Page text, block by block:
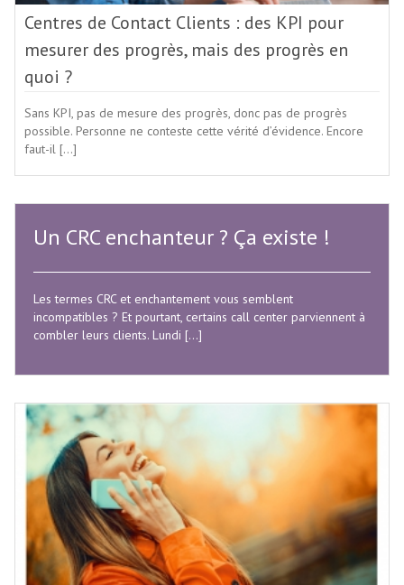
Centres de Contact Clients : des KPI pour
mesurer des progrès, mais des progrès en
quoi ?
Sans KPI, pas de mesure des progrès, donc pas de progrès
possible. Personne ne conteste cette vérité d’évidence. Encore
faut-il […]
Un CRC enchanteur ? Ça existe !
Les termes CRC et enchantement vous semblent
incompatibles ? Et pourtant, certains call center parviennent à
combler leurs clients. Lundi […]